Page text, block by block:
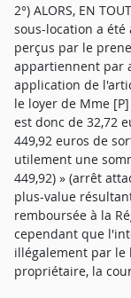
2°) ALORS, EN
sous-location a
perçus par le
appartiennent par
application de
le loyer de Mme
est donc de 32,72
449,92 euros de
utilement une
449,92) » (arrêt
plus-value
remboursée à la
cependant que
illégalement par le
propriétaire, la